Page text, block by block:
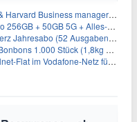
manager+ Digital-Kombi-Abo 1 Monat kostenlos
Flat im Vodafone-Netz für 19,99€/Monat – eff. 0,61€/Monat
Ausgaben) für 161,40€ + bis zu 150€ Prämie
1.000 Stück (1,8kg Eimer) für 6,29€
für eff. 5,91€/Monat dank 50€ Wechselbonus + 0€ AG